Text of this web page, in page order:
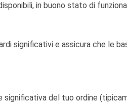
in buono stato di
significativi e assicura che le
significativa del tuo ordine